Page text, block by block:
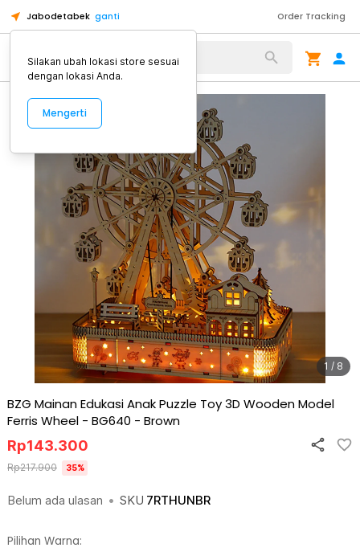
Jabodetabek ganti Order Tracking
Alat Kopi
1 / 8
BZG Mainan Edukasi Anak Puzzle Toy 3D Wooden Model
Ferris Wheel - BG640 - Brown
Belum ada ulasan • SKU 7RTHUNBR
Rp143.300
Rp217.900 35%
Pilihan Warna:
Silakan ubah lokasi store sesuai
dengan lokasi Anda.
Mengerti